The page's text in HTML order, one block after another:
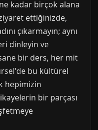
kadar birçok alana
ettiğinizde,
çıkarmayın; aynı
dinleyin ve
bir ders, her mit
bu kültürel
hepimizin
bir parçası